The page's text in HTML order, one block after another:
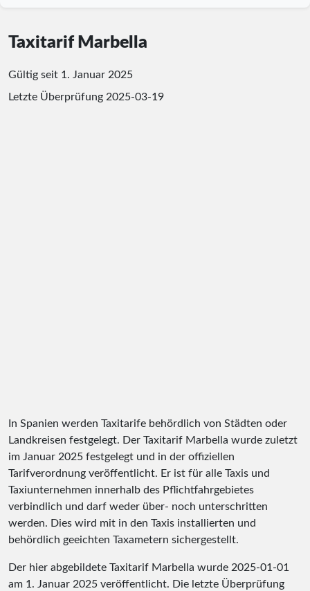
Taxitarif Marbella
Gültig seit 1. Januar 2025
Letzte Überprüfung 2025-03-19
In Spanien werden Taxitarife behördlich von Städten oder
Landkreisen festgelegt. Der Taxitarif Marbella wurde zuletzt
im Januar 2025 festgelegt und in der offiziellen
Tarifverordnung veröffentlicht. Er ist für alle Taxis und
Taxiunternehmen innerhalb des Pflichtfahrgebietes
verbindlich und darf weder über- noch unterschritten
werden. Dies wird mit in den Taxis installierten und
behördlich geeichten Taxametern sichergestellt.
Der hier abgebildete Taxitarif Marbella wurde 2025-01-01
am 1. Januar 2025 veröffentlicht. Die letzte Überprüfung